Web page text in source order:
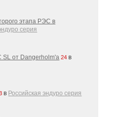
этапа РЭС в
серия
SL от Dangerholm'a 24 в
в Российская эндуро серия